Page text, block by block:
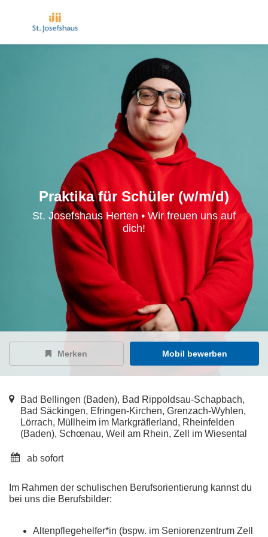
Praktika für Schüler (w/m/d)
St. Josefshaus Herten • Wir freuen uns auf
dich!
Merken Mobil bewerben
Bad Bellingen (Baden), Bad Rippoldsau-Schapbach,
Bad Säckingen, Efringen-Kirchen, Grenzach-Wyhlen,
Lörrach, Müllheim im Markgräflerland, Rheinfelden
(Baden), Schœnau, Weil am Rhein, Zell im Wiesental
ab sofort
Im Rahmen der schulischen Berufsorientierung kannst du
bei uns die Berufsbilder:
Altenpflegehelfer*in (bspw. im Seniorenzentrum Zell